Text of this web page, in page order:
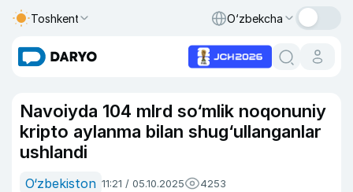
Toshkent O‘zbekcha
Navoiyda 104 mlrd so‘mlik noqonuniy
kripto aylanma bilan shug‘ullanganlar
ushlandi
O‘zbekiston 11:21 / 05.10.2025 4253